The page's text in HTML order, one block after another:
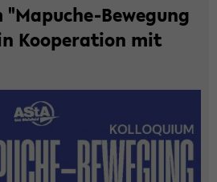
"Mapuche-​Bewegung
Ko­ope­ra­ti­on mit